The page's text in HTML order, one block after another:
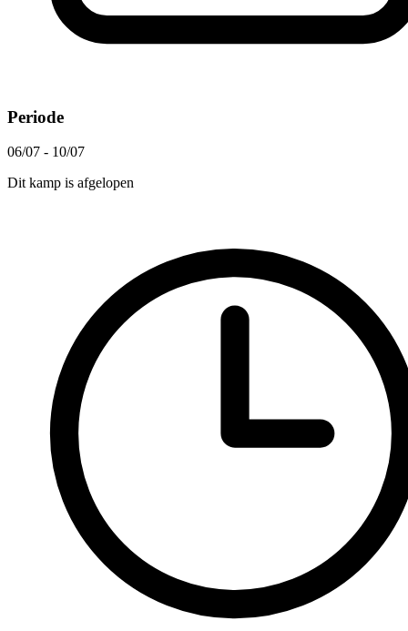
Periode
06/07 - 10/07
Dit kamp is afgelopen